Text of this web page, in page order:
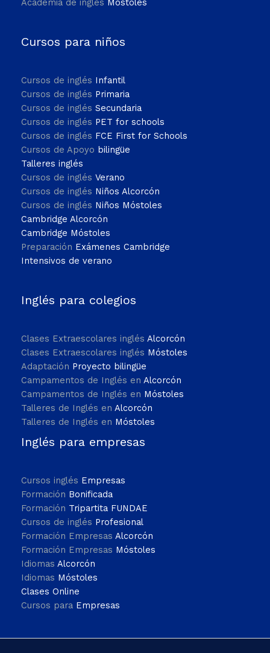
Academia de inglés Móstoles
Cursos para niños
Cursos de inglés Infantil
Cursos de inglés Primaria
Cursos de inglés Secundaria
Cursos de inglés PET for schools
Cursos de inglés FCE First for Schools
Cursos de Apoyo bilingüe
Talleres inglés
Cursos de inglés Verano
Cursos de inglés Niños Alcorcón
Cursos de inglés Niños Móstoles
Cambridge Alcorcón
Cambridge Móstoles
Preparación Exámenes Cambridge
Intensivos de verano
Inglés para colegios
Clases Extraescolares inglés Alcorcón
Clases Extraescolares inglés Móstoles
Adaptación Proyecto bilingüe
Campamentos de Inglés en Alcorcón
Campamentos de Inglés en Móstoles
Talleres de Inglés en Alcorcón
Talleres de Inglés en Móstoles
Inglés para empresas
Cursos inglés Empresas
Formación Bonificada
Formación Tripartita FUNDAE
Cursos de inglés Profesional
Formación Empresas Alcorcón
Formación Empresas Móstoles
Idiomas Alcorcón
Idiomas Móstoles
Clases Online
Cursos para Empresas